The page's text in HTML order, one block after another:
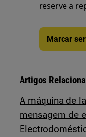
reserve a
Marcar
Artigos
A máquina de
mensagem de